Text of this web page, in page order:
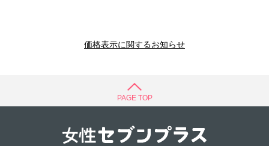
価格表示に関するお知らせ
PAGE TOP